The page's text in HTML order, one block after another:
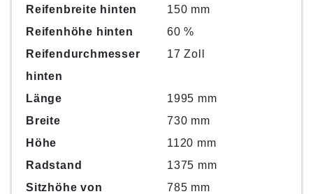
Reifenbreite hinten
150 mm
Reifenhöhe hinten
60 %
Reifendurchmesser
hinten
17 Zoll
Länge
1995 mm
Breite
730 mm
Höhe
1120 mm
Radstand
1375 mm
Sitzhöhe von
785 mm